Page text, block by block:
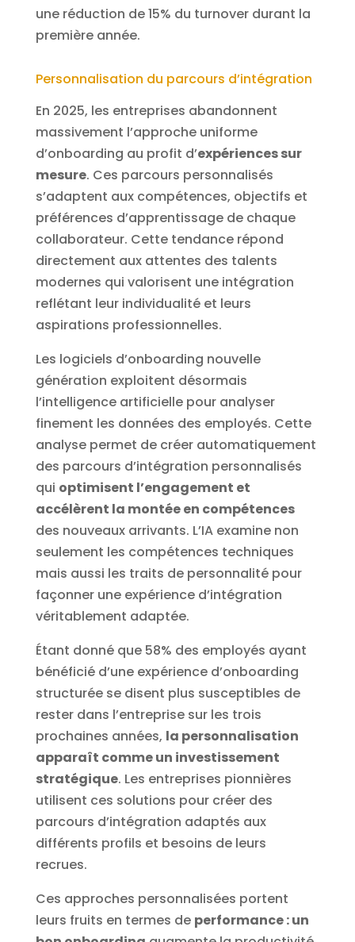
une réduction de 15% du turnover durant la
première année.
Personnalisation du parcours d’intégration
En 2025, les entreprises abandonnent
massivement l’approche uniforme
d’onboarding au profit d’expériences sur
mesure. Ces parcours personnalisés
s’adaptent aux compétences, objectifs et
préférences d’apprentissage de chaque
collaborateur. Cette tendance répond
directement aux attentes des talents
modernes qui valorisent une intégration
reflétant leur individualité et leurs
aspirations professionnelles.
Les logiciels d’onboarding nouvelle
génération exploitent désormais
l’intelligence artificielle pour analyser
finement les données des employés. Cette
analyse permet de créer automatiquement
des parcours d’intégration personnalisés
qui optimisent l’engagement et
accélèrent la montée en compétences
des nouveaux arrivants. L’IA examine non
seulement les compétences techniques
mais aussi les traits de personnalité pour
façonner une expérience d’intégration
véritablement adaptée.
Étant donné que 58% des employés ayant
bénéficié d’une expérience d’onboarding
structurée se disent plus susceptibles de
rester dans l’entreprise sur les trois
prochaines années, la personnalisation
apparaît comme un investissement
stratégique. Les entreprises pionnières
utilisent ces solutions pour créer des
parcours d’intégration adaptés aux
différents profils et besoins de leurs
recrues.
Ces approches personnalisées portent
leurs fruits en termes de performance : un